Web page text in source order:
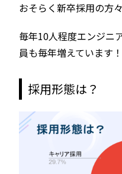
おそらく新卒採用の方
毎年10人程度エンジニ
員も毎年増えています！
採用形態は？